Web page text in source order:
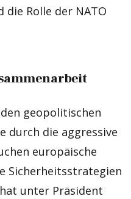
Rolle der NATO
geopolitischen
durch die aggressive
europäische
Sicherheitsstrategien
unter Präsident